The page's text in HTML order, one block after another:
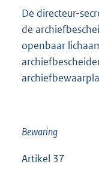
De directeur-
de
openbaar
Bewaring
Artikel 37